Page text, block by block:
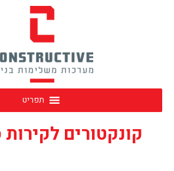
תפריט
קונקטורים לקירות